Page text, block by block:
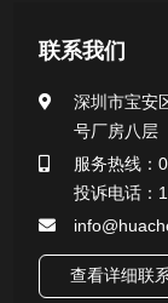
医用无菌采样
一次性使用采
微生物样本
核酸（
唾液样本采集
联系我们
深圳市宝安
号厂房八层
服务热线：
投诉电话：
查看详细联